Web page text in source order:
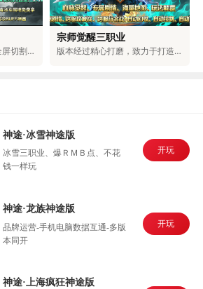
自动回收、全屏捡物、全屏切割、超大仓库统统免费送，无卡顿，百阶装备轻松爆，充值福利超丰厚。上百件专属神器、多元玩法，搭配独特机制与炫酷特效，无套路、无强制消费，耗时就能解锁全部内容。团队耗时二年精心打磨，大陆功能完善，邀你尽情体验。
宗师觉醒三职业
版本经过精心打磨，致力于打造物价稳定、玩法多元的生态服。游戏支持玩家自由交易，所有装备都由BOSS掉落，一切靠打，公平公正。同时，还具备自动回收、捡物、巡航等便捷功能，解放双手轻松升级。在保留经典玩法的基础上，新增了血脉觉醒、秘宝探索、装备觉醒等特色内容，兼具热血与便捷，重塑全新的冒险体验。
神途·冰雪神途版
冰雪三职业、爆ＲＭＢ点、不花
钱一样玩
开玩
神途·龙族神途版
品牌运营-手机电脑数据互通-多版
本同开
开玩
神途·上海疯狂神途版